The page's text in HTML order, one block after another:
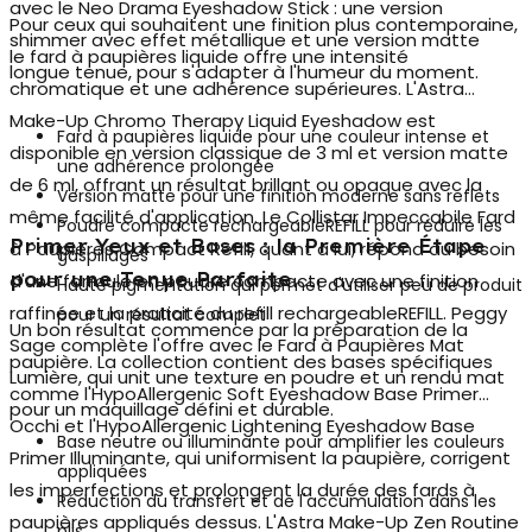
avec le Neo Drama Eyeshadow Stick : une version
shimmer avec effet métallique et une version matte
longue tenue, pour s'adapter à l'humeur du moment.
Pour ceux qui souhaitent une finition plus contemporaine,
le fard à paupières liquide offre une intensité
chromatique et une adhérence supérieures. L'Astra
Make-Up Chromo Therapy Liquid Eyeshadow est
disponible en version classique de 3 ml et version matte
de 6 ml, offrant un résultat brillant ou opaque avec la
même facilité d'application. Le Collistar Impeccabile Fard
à Paupières Compact Refill, quant à lui, répond au besoin
d'une formule en poudre compacte avec une finition
raffinée et la praticité du refill rechargeableREFILL. Peggy
Sage complète l'offre avec le Fard à Paupières Mat
Lumière, qui unit une texture en poudre et un rendu mat
pour un maquillage défini et durable.
Fard à paupières liquide pour une couleur intense et
une adhérence prolongée
Version matte pour une finition moderne sans reflets
Poudre compacte rechargeableREFILL pour réduire les
gaspillages
Haute pigmentation qui permet d'utiliser peu de produit
pour un résultat complet
Primer Yeux et Bases : la Première Étape
pour une Tenue Parfaite
Un bon résultat commence par la préparation de la
paupière. La collection contient des bases spécifiques
comme l'HypoAllergenic Soft Eyeshadow Base Primer
Occhiet l'HypoAllergenic Lightening Eyeshadow Base
Primer Illuminante, qui uniformisent la paupière, corrigent
les imperfections et prolongent la durée des fards à
paupières appliqués dessus. L'Astra Make-Up Zen Routine
Base neutre ou illuminante pour amplifier les couleurs
appliquées
Réduction du transfert et de l'accumulation dans les